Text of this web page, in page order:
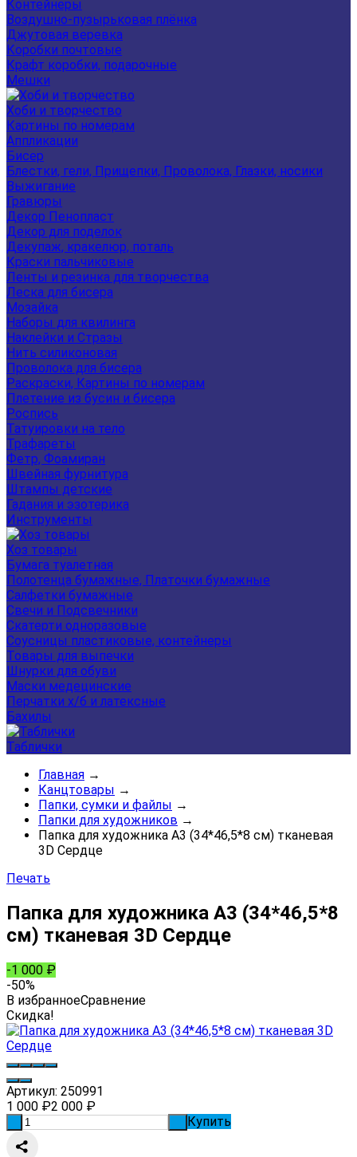
Контейнеры
Воздушно-пузырьковая плёнка
Джутовая веревка
Коробки почтовые
Крафт коробки, подарочные
Мешки
Хоби и творчество
Картины по номерам
Аппликации
Бисер
Блестки, гели, Прищепки, Проволока, Глазки, носики
Выжигание
Гравюры
Декор Пенопласт
Декор для поделок
Декупаж, кракелюр, поталь
Краски пальчиковые
Ленты и резинка для творчества
Леска для бисера
Мозайка
Наборы для квилинга
Наклейки и Стразы
Нить силиконовая
Проволока для бисера
Раскраски, Картины по номерам
Плетение из бусин и бисера
Роспись
Татуировки на тело
Трафареты
Фетр, Фоамиран
Швейная фурнитура
Штампы детские
Гадания и эзотерика
Инструменты
Хоз товары
Бумага туалетная
Полотенца бумажные, Платочки бумажные
Салфетки бумажные
Свечи и Подсвечники
Скатерти одноразовые
Соусницы пластиковые, контейнеры
Товары для выпечки
Шнурки для обуви
Маски медецинские
Перчатки х/б и латексные
Бахилы
Таблички
Главная →
Канцтовары →
Папки, сумки и файлы →
Папки для художников →
Папка для художника А3 (34*46,5*8 см) тканевая
3D Сердце
Печать
Папка для художника А3 (34*46,5*8
см) тканевая 3D Сердце
-1 000 ₽
-50%
В избранноеСравнение
Скидка!
Артикул: 250991
1 000 ₽2 000 ₽
Купить